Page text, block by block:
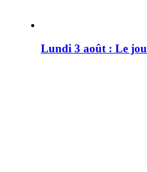
Lundi 3 août : Le